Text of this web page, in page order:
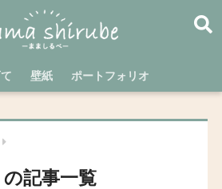
壁紙 ポートフォリオ
の記事一覧